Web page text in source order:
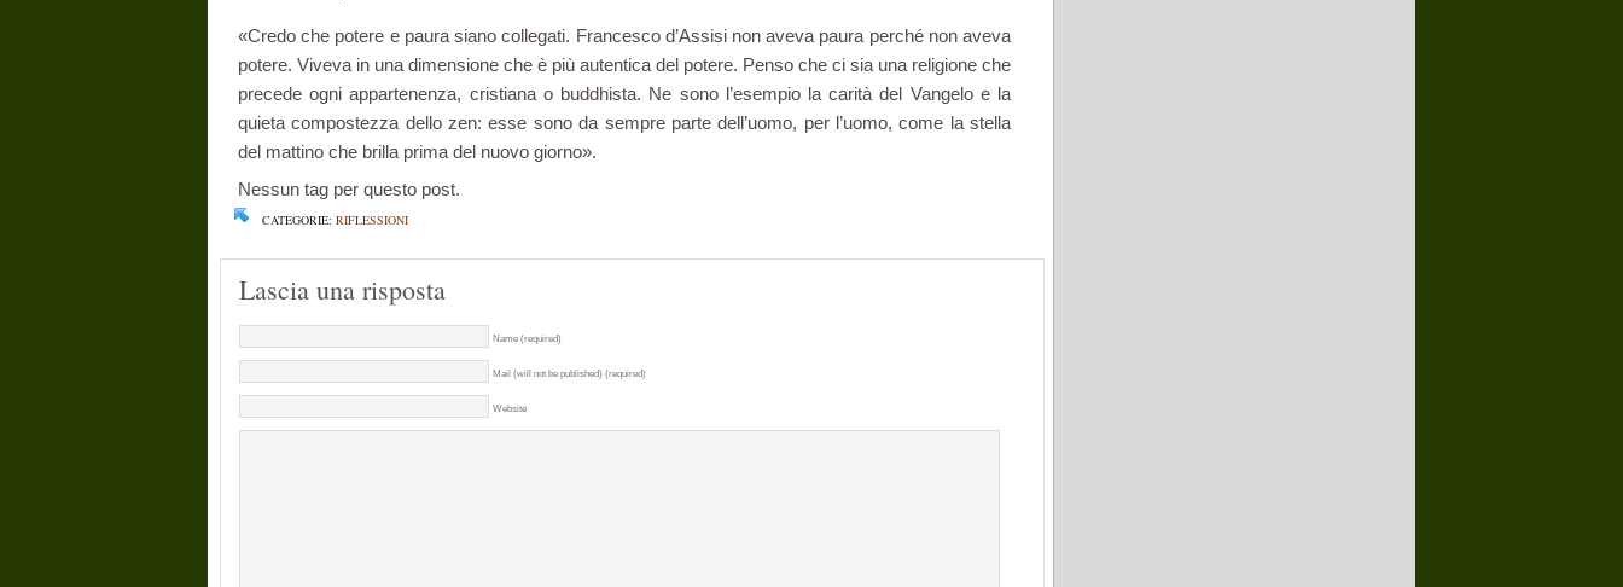
«Credo che potere e paura siano collegati. Francesco d’Assisi non aveva paura perché non aveva
potere. Viveva in una dimensione che è più autentica del potere. Penso che ci sia una religione che
precede ogni appartenenza, cristiana o buddhista. Ne sono l’esempio la carità del Vangelo e la
quieta compostezza dello zen: esse sono da sempre parte dell’uomo, per l’uomo, come la stella
del mattino che brilla prima del nuovo giorno».
Nessun tag per questo post.
CATEGORIE: RIFLESSIONI
Lascia una risposta
Name (required)
Mail (will not be published) (required)
Website